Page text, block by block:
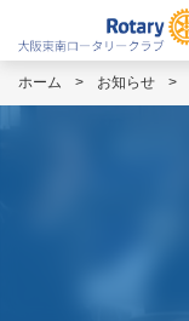
ホーム > お知らせ >